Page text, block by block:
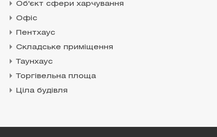
Об'єкт сфери харчування
Офіс
Пентхаус
Складське приміщення
Таунхаус
Торгівельна площа
Ціла будівля